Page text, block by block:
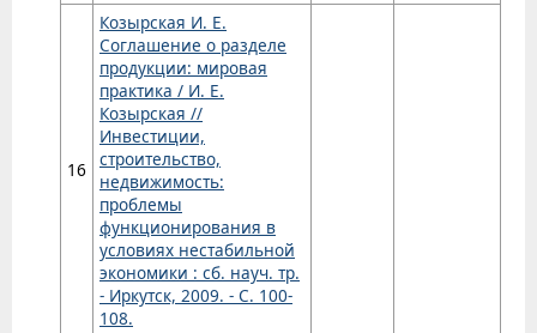
16
Козырская И. Е.
Соглашение о разделе
продукции: мировая
практика / И. Е.
Козырская //
Инвестиции,
строительство,
недвижимость:
проблемы
функционирования в
условиях нестабильной
экономики : сб. науч. тр.
- Иркутск, 2009. - С. 100-
108.